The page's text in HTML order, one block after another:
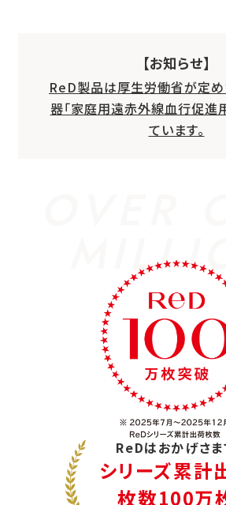
【お知らせ】
ReD製品は厚生労働省が定
器「家庭用遠赤外線血行促進
ています。
ReDはおかげさま
シリーズ累計
枚数100万